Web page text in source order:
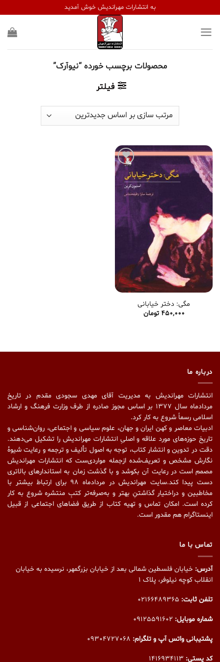
content
به انتشارات مهراندیش خوش آمدید
محصولات برچسب خورده “نیوآرک”
فیلتر
افزودن
به
علاقه
مندی
مگی: دختر خیابانی
450,000 تومان
درباره ما
انتشارات مهراندیش به مدیریت آقای مهدی سجودی مقدم در تاریخ
مردادماه سال ۱۳۷۷ بر اساس مجوز صادره از طرف وزارت فرهنگ و ارشاد
اسلامی رسماً شروع به کار کرد.
ادبیات معاصر و کهن ایران و جهان، علوم سیاسی و اجتماعی، روان‌شناسی و
تاریخ حوزه‌های مورد علاقه و اصلیِ انتشارات مهراندیش را تشکیل می‌دهند.
دقت در تدوین و انتشار کتاب،‌ توجه به اصول تألیف و ترجمه و رعایت شیوهٔ
نگارش مشخص و تعریف‌شده ازجمله مواردی‌ست که انتشارات مهراندیش
مصمم است در رعایت آن بکوشد و با گذشت زمان به استاندارهای بالاتری
دست پیدا کند.سایت مهراندیش در مردادماه ۹۸ برای ارتباط بیشتر با
مخاطبین و دراختیار گذاشتنِ بهتر و به‌صرفه‌تر کتبِ منتشره شروع به کار
کرده است. امکان تماس و تهیه کتاب از طریق فضاهای اجتماعی از قبیل
اینستاگرام هم مقدور است.
تماس با ما
آدرس: خیابان فلسطین شمالی بعد از خیابان بزرگمهر، نرسیده به خیابان
انقلاب کوچه نیلوفر، پلاک ۱
تلفن ثابت:
شماره موبایل:
پشتیبانی واتس آپ و تلگرام:
کد پستی: